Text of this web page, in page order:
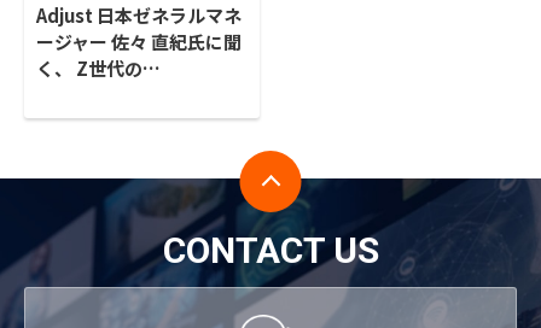
Adjust 日本ゼネラルマネ
ージャー 佐々 直紀氏に聞
く、 Z世代の…
CONTACT US